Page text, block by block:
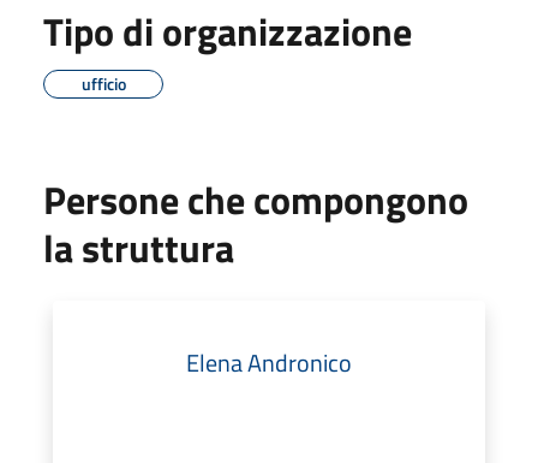
Tipo di organizzazione
ufficio
Persone che compongono
la struttura
Elena Andronico